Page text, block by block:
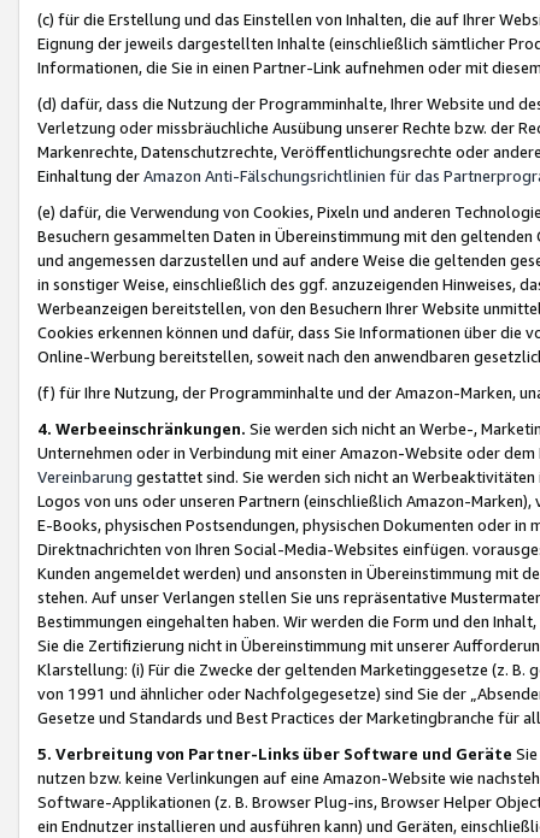
(c) für die Erstellung und das Einstellen von Inhalten, die auf Ihrer
Eignung der jeweils dargestellten Inhalte (einschließlich sämtlicher
Informationen, die Sie in einen Partner-Link aufnehmen oder mit
(d) dafür, dass die Nutzung der Programminhalte, Ihrer Website und
Verletzung oder missbräuchliche Ausübung unserer Rechte bzw. der
Markenrechte, Datenschutzrechte, Veröffentlichungsrechte oder
Einhaltung derAmazon Anti-Fälschungsrichtlinien für das
(e) dafür, die Verwendung von Cookies, Pixeln und anderen
Besuchern gesammelten Daten in Übereinstimmung mit den
und angemessen darzustellen und auf andere Weise die geltenden
in sonstiger Weise, einschließlich des ggf. anzuzeigenden Hinweises,
Werbeanzeigen bereitstellen, von den Besuchern Ihrer Website
Cookies erkennen können und dafür, dass Sie Informationen über die
Online-Werbung bereitstellen, soweit nach den anwendbaren
(f) für Ihre Nutzung, der Programminhalte und der Amazon-Marken,
4. Werbeeinschränkungen. Sie werden sich nicht an Werbe-,
Unternehmen oder in Verbindung mit einer Amazon-Website oder
Vereinbarung gestattet sind. Sie werden sich nicht an
Logos von uns oder unseren Partnern (einschließlich Amazon-
E-Books, physischen Postsendungen, physischen Dokumenten oder in
Direktnachrichten von Ihren Social-Media-Websites einfügen.
Kunden angemeldet werden) und ansonsten in Übereinstimmung mit
stehen. Auf unser Verlangen stellen Sie uns repräsentative
Bestimmungen eingehalten haben. Wir werden die Form und den
Sie die Zertifizierung nicht in Übereinstimmung mit unserer
Klarstellung: (i) Für die Zwecke der geltenden Marketinggesetze (z. B.
von 1991 und ähnlicher oder Nachfolgegesetze) sind Sie der
Gesetze und Standards und Best Practices der Marketingbranche für
5. Verbreitung von Partner-Links über Software und Geräte
nutzen bzw. keine Verlinkungen auf eine Amazon-Website wie
Software-Applikationen (z. B. Browser Plug-ins, Browser Helper
ein Endnutzer installieren und ausführen kann) und Geräten,